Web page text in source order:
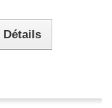
Détails